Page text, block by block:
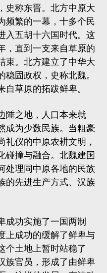
史称东晋。北方中原大
频繁的一幕，十多个民
入五胡十六国时代。这
，直到一支来自草原的
束。北方建立了中华大
固政权，史称北魏。
自草原的拓跋鲜卑。
陲之地，人口本来就
成为少数民族。当粗豪
礼仪的中原农耕文明，
碰撞与融合。北魏建国
处理同中原各地的民族
的先进生产方式、汉族
成功实施了一国两制
上成功的缓解了鲜卑与
个土地上暂时站稳了
族官员，形成了由鲜卑